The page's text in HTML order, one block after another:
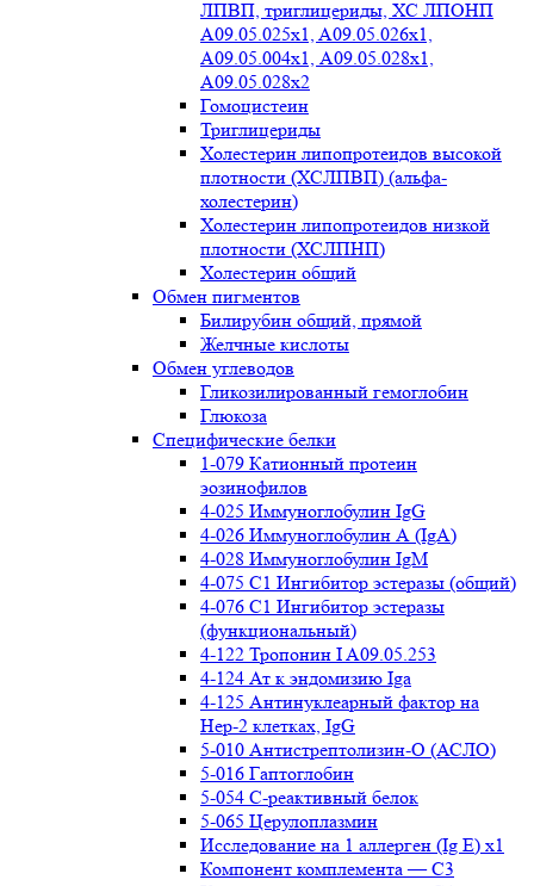
ЛПВП, триглицериды, ХС ЛПОНП
А09.05.025x1, A09.05.026х1,
А09.05.004х1, А09.05.028х1,
А09.05.028х2
Гомоцистеин
Триглицериды
Холестерин липопротеидов высокой
плотности (ХСЛПВП) (альфа-
холестерин)
Холестерин липопротеидов низкой
плотности (ХСЛПНП)
Холестерин общий
Обмен пигментов
Билирубин общий, прямой
Желчные кислоты
Обмен углеводов
Гликозилированный гемоглобин
Глюкоза
Специфические белки
1-079 Катионный протеин
эозинофилов
4-025 Иммуноглобулин IgG
4-026 Иммуноглобулин А (IgA)
4-028 Иммуноглобулин IgM
4-075 С1 Ингибитор эстеразы (общий)
4-076 С1 Ингибитор эстеразы
(функциональный)
4-122 Тропонин I A09.05.253
4-124 Ат к эндомизию Iga
4-125 Антинуклеарный фактор на
Нер-2 клетках, IgG
5-010 Антистрептолизин-О (АСЛО)
5-016 Гаптоглобин
5-054 С-реактивный белок
5-065 Церулоплазмин
Исследование на 1 аллерген (Ig E) x1
Компонент комплемента — С3